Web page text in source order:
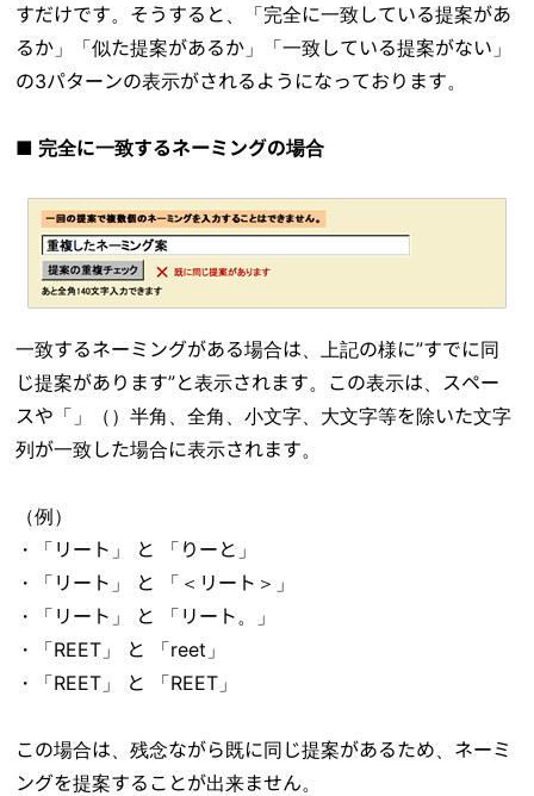
すだけです。そうすると、「完全に一致している提案があ
るか」「似た提案があるか」「一致している提案がない」
の3パターンの表示がされるようになっております。
■ 完全に一致するネーミングの場合
一致するネーミングがある場合は、上記の様に”すでに同
じ提案があります”と表示されます。この表示は、スペー
スや「」（）半角、全角、小文字、大文字等を除いた文字
列が一致した場合に表示されます。
（例）
・「リート」 と 「りーと」
・「リート」 と 「＜リート＞」
・「リート」 と 「リート。」
・「REET」 と 「reet」
・「REET」 と 「REET」
この場合は、残念ながら既に同じ提案があるため、ネーミ
ングを提案することが出来ません。